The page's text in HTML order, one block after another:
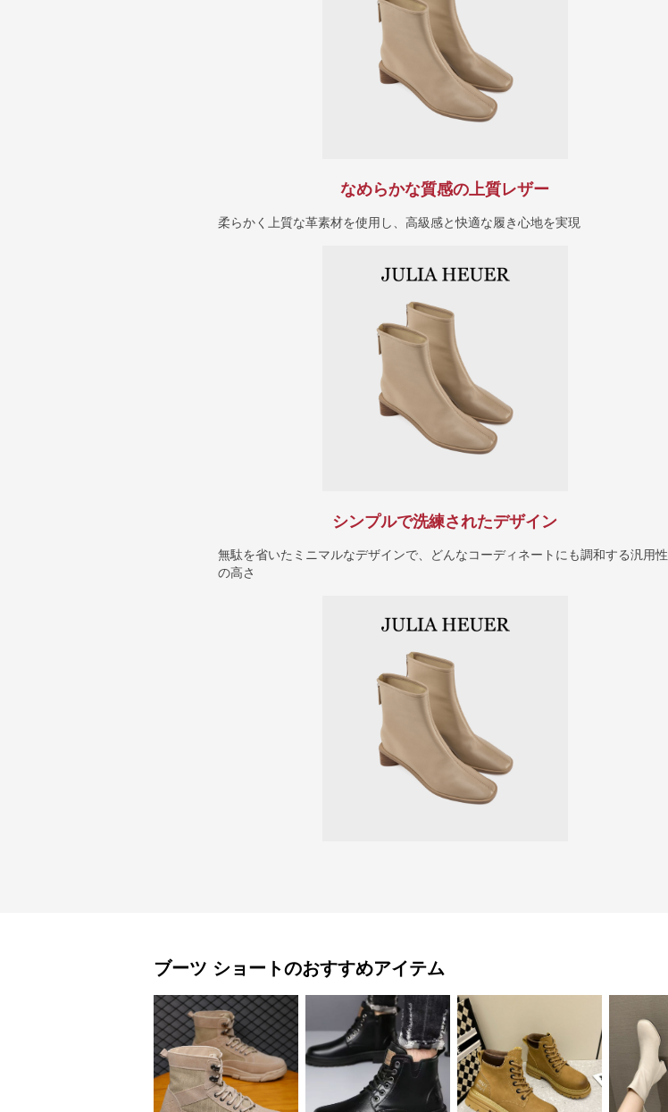
なめらかな質感の上質レザー
柔らかく上質な革素材を使用し、高級感と快適な履き心地を実現
シンプルで洗練されたデザイン
無駄を省いたミニマルなデザインで、どんなコーディネートにも調和する汎用性
の高さ
ブーツ ショートのおすすめアイテム